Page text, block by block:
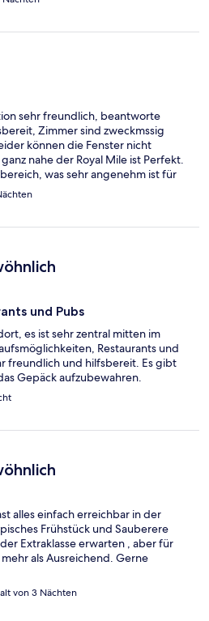
sehr freundlich, beantworte
Zimmer sind zweckmssig
können die Fenster nicht
nahe der Royal Mile ist Perfekt.
was sehr angenehm ist für
und Pubs
es ist sehr zentral mitten im
Restaurants und
freundlich und hilfsbereit. Es gibt
Gepäck aufzubewahren.
alles einfach erreichbar in der
Frühstück und Sauberere
Extraklasse erwarten , aber für
als Ausreichend. Gerne
von 3 Nächten